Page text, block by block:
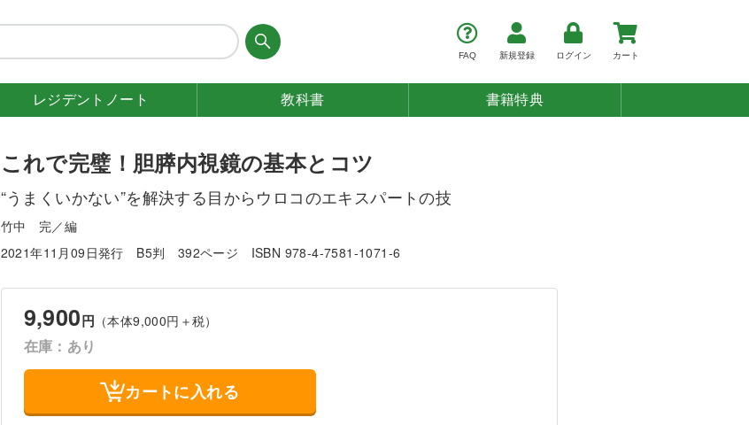
FAQ 新規登録 ログイン カート
レジデント ノート 教科書 書籍特典
これで完璧！胆膵内視鏡の基本とコツ
“うまくいかない”を解決する目からウロコのエキスパートの技
竹中 完／編
2021年11月09日発行
B5判 392ページ ISBN 978-4-7581-1071-6
9,900円 （本体9,000円＋税）
在庫：あり
カートに入れる